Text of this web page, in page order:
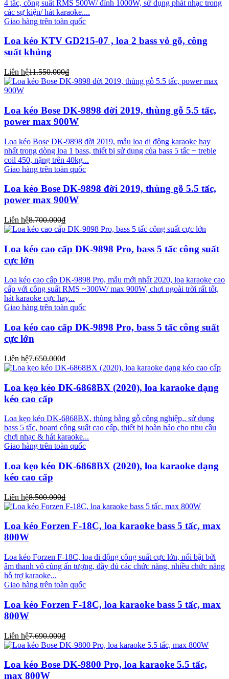
4 tấc, công suất RMS 500W/ đỉnh 1000W, sử dụng phát nhạc trong
các sự kiện/ hát karaoke....
Giao hàng trên toàn quốc
Loa kéo KTV GD215-07 , loa 2 bass vỏ gỗ, công
suất khủng
Liên hệ11.550.000₫
Loa kéo Bose DK-9898 đời 2019, thùng gỗ 5.5 tấc,
power max 900W
Loa kéo Bose DK-9898 đời 2019, mẫu loa di động karaoke hay
nhất trong dòng loa 1 bass, thiết bị sử dụng của bass 5 tấc + treble
coil 450, nặng trên 40kg...
Giao hàng trên toàn quốc
Loa kéo Bose DK-9898 đời 2019, thùng gỗ 5.5 tấc,
power max 900W
Liên hệ8.700.000₫
Loa kéo cao cấp DK-9898 Pro, bass 5 tấc công suất
cực lớn
Loa kéo cao cấp DK-9898 Pro, mẫu mới nhất 2020, loa karaoke cao
cấp với công suất RMS ~300W/ max 900W, chơi ngoài trời rất tốt,
hát karaoke cực hay...
Giao hàng trên toàn quốc
Loa kéo cao cấp DK-9898 Pro, bass 5 tấc công suất
cực lớn
Liên hệ7.650.000₫
Loa kẹo kéo DK-6868BX (2020), loa karaoke dạng
kéo cao cấp
Loa kẹo kéo DK-6868BX, thùng bằng gỗ công nghiệp,, sử dụng
bass 5 tấc, board công suất cao cấp, thiết bị hoàn hảo cho nhu cầu
chơi nhạc & hát karaoke...
Giao hàng trên toàn quốc
Loa kẹo kéo DK-6868BX (2020), loa karaoke dạng
kéo cao cấp
Liên hệ8.500.000₫
Loa kéo Forzen F-18C, loa karaoke bass 5 tấc, max
800W
Loa kéo Forzen F-18C, loa di động công suất cực lớn, nổi bật bởi
âm thanh vô cùng ấn tượng, đầy đủ các chức năng, nhiều chức năng
hỗ trợ karaoke...
Giao hàng trên toàn quốc
Loa kéo Forzen F-18C, loa karaoke bass 5 tấc, max
800W
Liên hệ7.690.000₫
Loa kéo Bose DK-9800 Pro, loa karaoke 5.5 tấc,
max 800W